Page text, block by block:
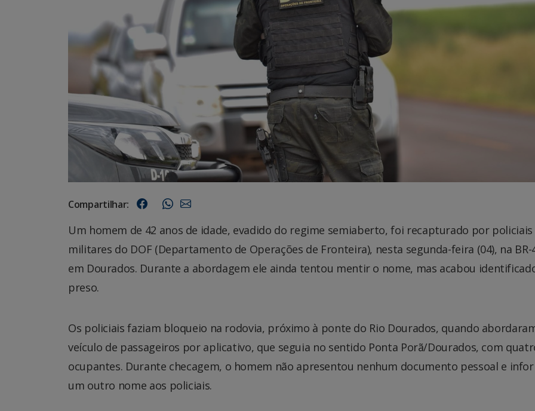
Compartilhar:
Um homem de 42 anos de idade, evadido do regime semiaberto, foi recapturado por policiais
militares do DOF (Departamento de Operações de Fronteira), nesta segunda-feira (04), na BR-
em Dourados. Durante a abordagem ele ainda tentou mentir o nome, mas acabou
preso.
Os policiais faziam bloqueio na rodovia, próximo à ponte do Rio Dourados, quando
veículo de passageiros por aplicativo, que seguia no sentido Ponta Porã/Dourados, com
ocupantes. Durante checagem, o homem não apresentou nenhum documento pessoal e
um outro nome aos policiais.